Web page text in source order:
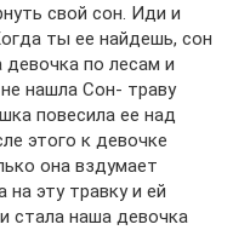
свой сон. Иди и
ты ее найдешь, сон
девочка по лесам и
нашла Сон- траву
повесила ее над
этого к девочке
она вздумает
эту травку и ей
стала наша девочка